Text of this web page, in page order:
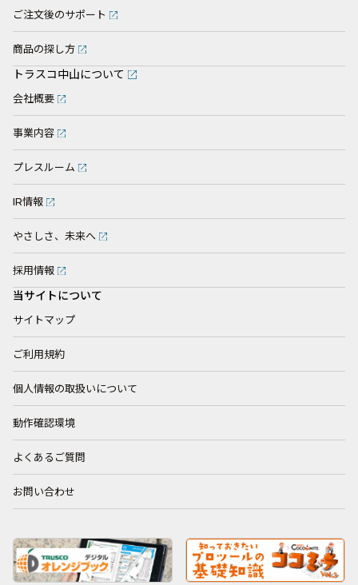
ご注文後のサポート
商品の探し方
トラスコ中山について
会社概要
事業内容
プレスルーム
IR情報
やさしさ、未来へ
採用情報
当サイトについて
サイトマップ
ご利用規約
個人情報の取扱いについて
動作確認環境
よくあるご質問
お問い合わせ